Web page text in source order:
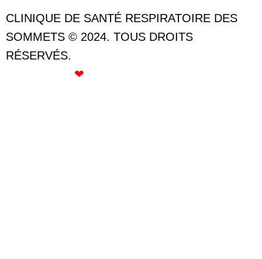
CLINIQUE DE SANTÉ RESPIRATOIRE DES
SOMMETS © 2024. TOUS DROITS
RÉSERVÉS.
❤